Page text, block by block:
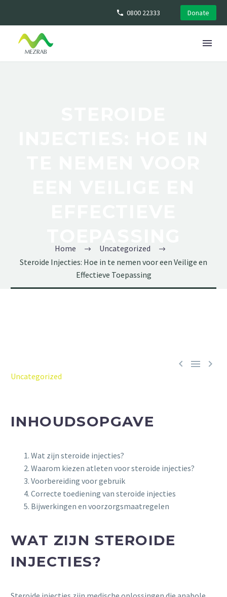
0800 22333 Donate
Home
Uncategorized
Steroide Injecties: Hoe in te nemen voor een Veilige en
Effectieve Toepassing
  
Uncategorized
INHOUDSOPGAVE
Wat zijn steroide injecties?
Waarom kiezen atleten voor steroide injecties?
Voorbereiding voor gebruik
Correcte toediening van steroide injecties
Bijwerkingen en voorzorgsmaatregelen
WAT ZIJN STEROIDE
INJECTIES?